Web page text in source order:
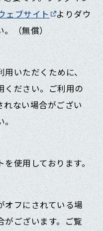
ェブサイト
よりダウ
（無償）
いただくために、
ください。ご利用の
れない場合がござい
。
を使用しております。
オフにされている場
がございます。ご覧